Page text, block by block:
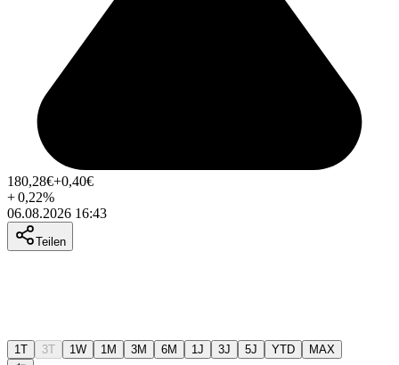
180,28€+0,40€
+0,22%
06.08.2026 16:43
Teilen
1T 3T 1W 1M 3M 6M 1J 3J 5J YTD MAX